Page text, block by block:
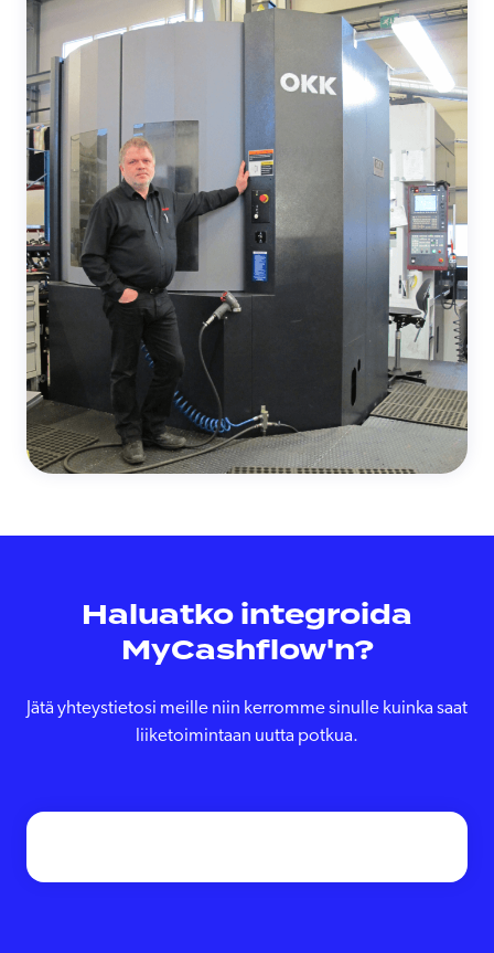
Haluatko integroida
MyCashflow'n?
Jätä yhteystietosi meille niin kerromme sinulle kuinka saat
liiketoimintaan uutta potkua.